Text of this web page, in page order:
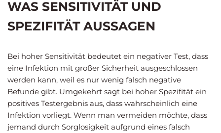
WAS SENSITIVITÄT UND
SPEZIFITÄT AUSSAGEN
Bei hoher Sensitivität bedeutet ein negativer Test, dass
eine Infektion mit großer Sicherheit ausgeschlossen
werden kann, weil es nur wenig falsch negative
Befunde gibt. Umgekehrt sagt bei hoher Spezifität ein
positives Testergebnis aus, dass wahrscheinlich eine
Infektion vorliegt. Wenn man vermeiden möchte, dass
jemand durch Sorglosigkeit aufgrund eines falsch